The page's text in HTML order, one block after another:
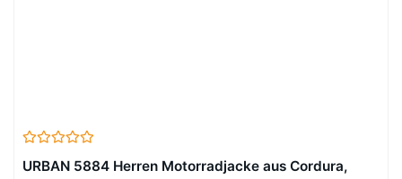
URBAN 5884 Herren Motorradjacke aus Cordura,